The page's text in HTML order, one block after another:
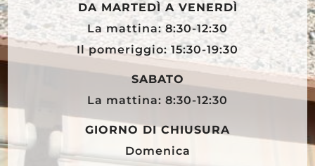
DA MARTEDÌ A VENERDÌ
La mattina: 8:30-12:30
Il pomeriggio: 15:30-19:30
SABATO
La mattina: 8:30-12:30
GIORNO DI CHIUSURA
Domenica